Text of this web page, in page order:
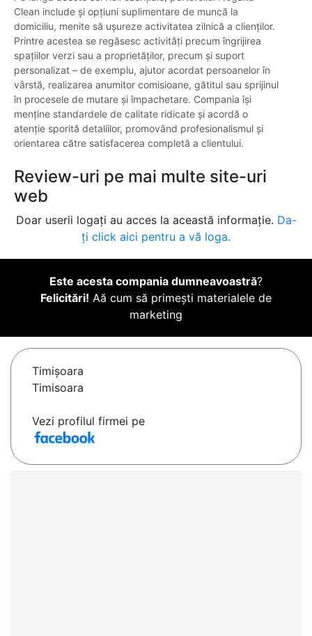
Clean include și opțiuni suplimentare de muncă la
domiciliu, menite să ușureze activitatea zilnică a clienților.
Printre acestea se regăsesc activități precum îngrijirea
spațiilor verzi sau a proprietăților, precum și suport
personalizat – de exemplu, ajutor acordat persoanelor în
vârstă, realizarea anumitor comisioane, gătitul sau sprijinul
în procesele de mutare și împachetare. Compania își
menține standardele de calitate ridicate și acordă o
atenție sporită detaliilor, promovând profesionalismul și
orientarea către satisfacerea completă a clientului.
Review-uri pe mai multe site-uri
web
Doar userii logați au acces la această informație. Da-
ți click aici pentru a vă loga.
Este acesta compania dumneavoastră?
Felicitări! Aă cum să primești materialele de
marketing
Timişoara
Timisoara
Vezi profilul firmei pe